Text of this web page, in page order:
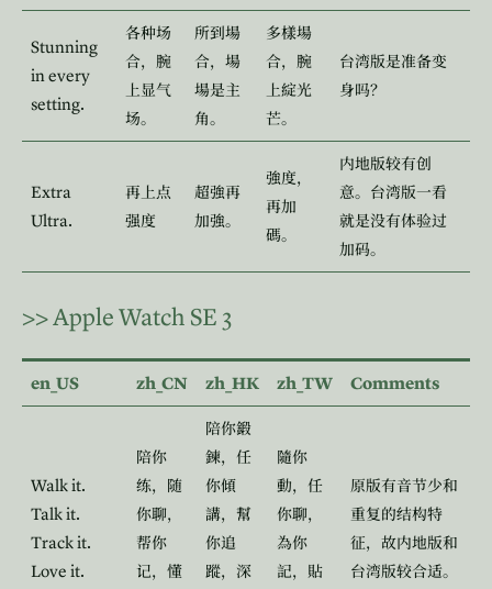
Stunning
in every
setting.
各种场
合，腕
上显气
场。
所到場
合，場
場是主
角。
多樣場
合，腕
上綻光
芒。
台湾版是准备变
身吗？
Extra
Ultra.
再上点
强度
超強再
加強。
強度，
再加
碼。
内地版较有创
意。台湾版一看
就是没有体验过
加码。
>>Apple Watch SE 3
en_US zh_CN zh_HK zh_TW Comments
Walk it.
Talk it.
Track it.
Love it.
陪你
练，随
你聊，
帮你
记，懂
陪你鍛
鍊，任
你傾
講，幫
你追
蹤，深
隨你
動，任
你聊，
為你
記，貼
原版有音节少和
重复的结构特
征，故内地版和
台湾版较合适。